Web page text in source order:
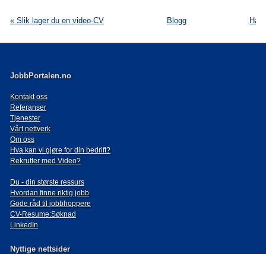
« Slik lager du en video-CV Blogg Har
JobbPortalen.no
Kontakt oss
Referanser
Tjenester
Vårt nettverk
Om oss
Hva kan vi gjøre for din bedrift?
Rekrutter med Video?
Du - din største ressurs
Hvordan finne riktig jobb
Gode råd til jobbhoppere
CV-Resume:Søknad
LinkedIn
Nyttige nettsider